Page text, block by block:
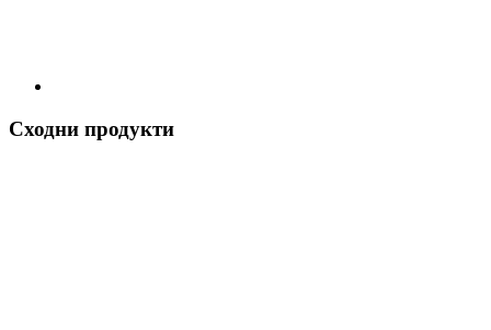
Сходни продукти